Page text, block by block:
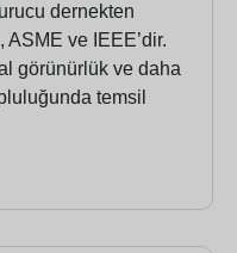
dernekten
ve IEEE’dir.
görünürlük ve daha
temsil